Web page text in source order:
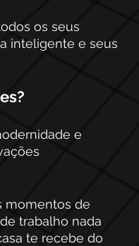
os seus
inteligente e seus
e
momentos de
trabalho nada
te recebe do